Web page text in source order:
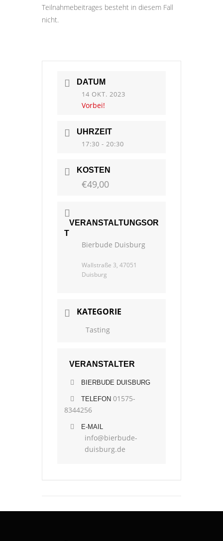
Teilnahmebeitrages besteht in diesem Fall
nicht.
DATUM
14 OKT. 2023
Vorbei!
UHRZEIT
17:30 - 20:30
KOSTEN
€49,00
VERANSTALTUNGSOR
T
Bierbude Duisburg
Wallstraße 3, 47051
Duisburg
KATEGORIE
Tasting
VERANSTALTER
BIERBUDE DUISBURG
TELEFON 01575-
8344256
E-MAIL
info@bierbude-
duisburg.de